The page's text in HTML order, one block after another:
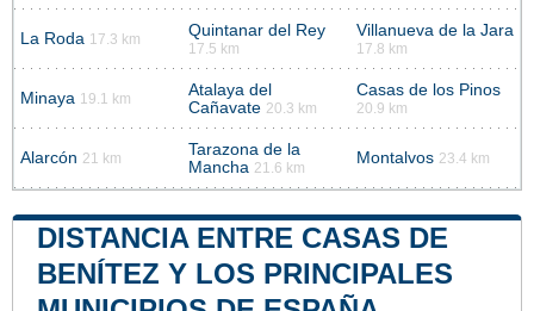
La Roda 17.3 km Quintanar del Rey
17.5 km
Villanueva de la Jara
17.8 km
Minaya 19.1 km
Atalaya del
Cañavate 20.3 km
Casas de los Pinos
20.9 km
Alarcón 21 km
Tarazona de la
Mancha 21.6 km
Montalvos 23.4 km
DISTANCIA ENTRE CASAS DE
BENÍTEZ Y LOS PRINCIPALES